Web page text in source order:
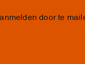
door te